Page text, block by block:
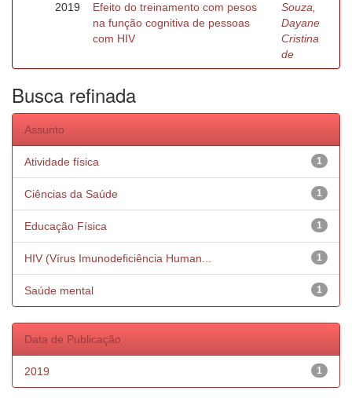
2019
Efeito do treinamento com pesos
na função cognitiva de pessoas
com HIV
Souza,
Dayane
Cristina
de
Busca refinada
Assunto
1
Atividade física
1
Ciências da Saúde
1
Educação Física
1
HIV (Vírus Imunodeficiência Human...
1
Saúde mental
Data de Publicação
1
2019